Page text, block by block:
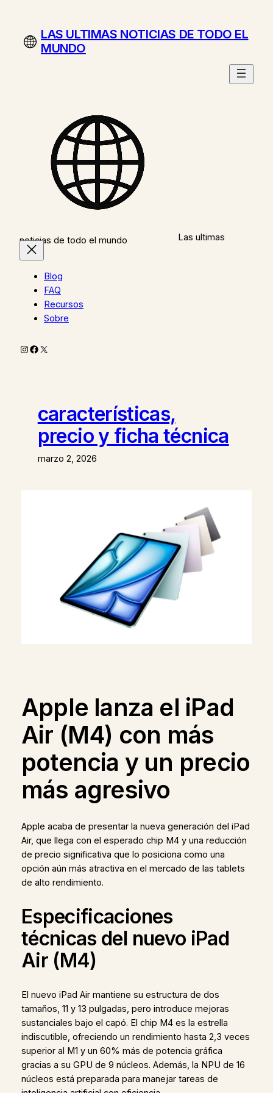
contenidoLAS ULTIMAS NOTICIAS DE TODO EL
MUNDO
Las ultimas
noticias de todo el mundo
Blog
FAQ
Recursos
Sobre
Instagram
Facebook
X
características,
precio y ficha técnica
marzo 2, 2026
Apple lanza el iPad
Air (M4) con más
potencia y un precio
más agresivo
Apple acaba de presentar la nueva generación del iPad
Air, que llega con el esperado chip M4 y una reducción
de precio significativa que lo posiciona como una
opción aún más atractiva en el mercado de las tablets
de alto rendimiento.
Especificaciones
técnicas del nuevo iPad
Air (M4)
El nuevo iPad Air mantiene su estructura de dos
tamaños, 11 y 13 pulgadas, pero introduce mejoras
sustanciales bajo el capó. El chip M4 es la estrella
indiscutible, ofreciendo un rendimiento hasta 2,3 veces
superior al M1 y un 60% más de potencia gráfica
gracias a su GPU de 9 núcleos. Además, la NPU de 16
núcleos está preparada para manejar tareas de